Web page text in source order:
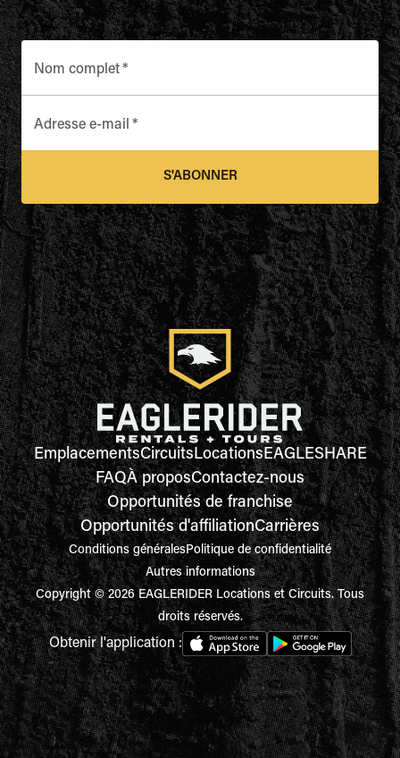
Nom complet*
Adresse e-mail *
S'ABONNER
EmplacementsCircuitsLocationsEAGLESHARE
FAQÀ proposContactez-nous
Opportunités de franchise
Opportunités d'affiliationCarrières
Conditions généralesPolitique de confidentialité
Autres informations
Copyright © 2026 EAGLERIDER Locations et Circuits. Tous
droits réservés.
Obtenir l'application :